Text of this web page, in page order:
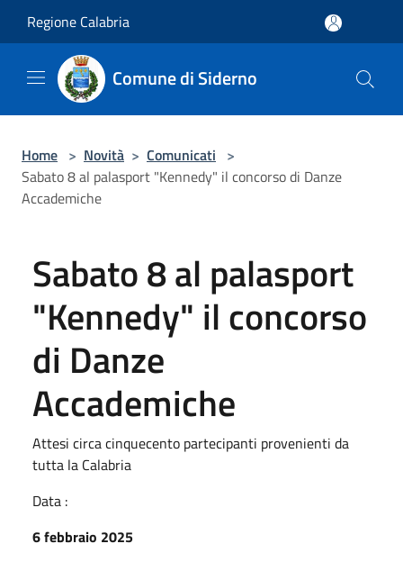
Regione Calabria
Comune di Siderno
Home > Novità > Comunicati >
Sabato 8 al palasport "Kennedy" il concorso di Danze
Accademiche
Sabato 8 al palasport
"Kennedy" il concorso
di Danze
Accademiche
Attesi circa cinquecento partecipanti provenienti da
tutta la Calabria
Data :
6 febbraio 2025